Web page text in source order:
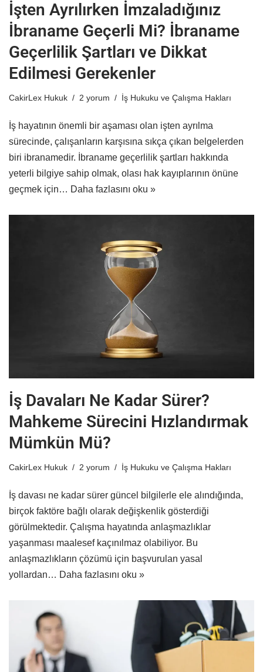
İşten Ayrılırken İmzaladığınız
İbraname Geçerli Mi? İbraname
Geçerlilik Şartları ve Dikkat
Edilmesi Gerekenler
CakirLex Hukuk 2 yorum İş Hukuku ve Çalışma Hakları
İş hayatının önemli bir aşaması olan işten ayrılma
sürecinde, çalışanların karşısına sıkça çıkan belgelerden
biri ibranamedir. İbraname geçerlilik şartları hakkında
yeterli bilgiye sahip olmak, olası hak kayıplarının önüne
geçmek için… Daha fazlasını oku »
İş Davaları Ne Kadar Sürer?
Mahkeme Sürecini Hızlandırmak
Mümkün Mü?
CakirLex Hukuk 2 yorum İş Hukuku ve Çalışma Hakları
İş davası ne kadar sürer güncel bilgilerle ele alındığında,
birçok faktöre bağlı olarak değişkenlik gösterdiği
görülmektedir. Çalışma hayatında anlaşmazlıklar
yaşanması maalesef kaçınılmaz olabiliyor. Bu
anlaşmazlıkların çözümü için başvurulan yasal
yollardan… Daha fazlasını oku »